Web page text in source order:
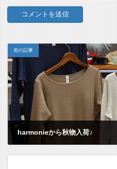
前の記事
harmonieから秋物入荷♪
2012/09/29